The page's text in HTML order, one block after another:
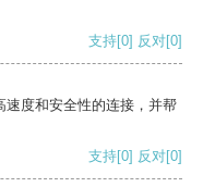
支持[0] 反对[0]
度和安全性的连接，并帮
支持[0] 反对[0]